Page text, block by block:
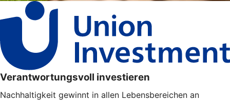
Verantwortungsvoll investieren
Nachhaltigkeit gewinnt in allen Lebensbereichen an